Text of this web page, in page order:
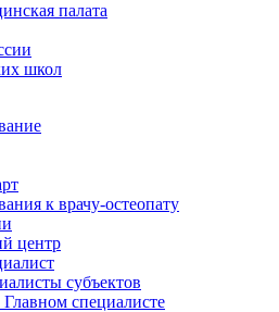
палата
школ
к врачу-остеопату
центр
субъектов
специалисте